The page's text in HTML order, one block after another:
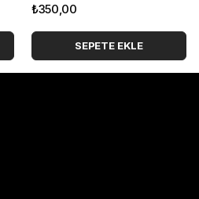
₺350,00
SEPETE EKLE